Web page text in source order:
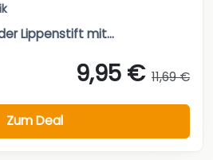
Lippenstift mit...
9,95 € 11,69 €
Zum Deal